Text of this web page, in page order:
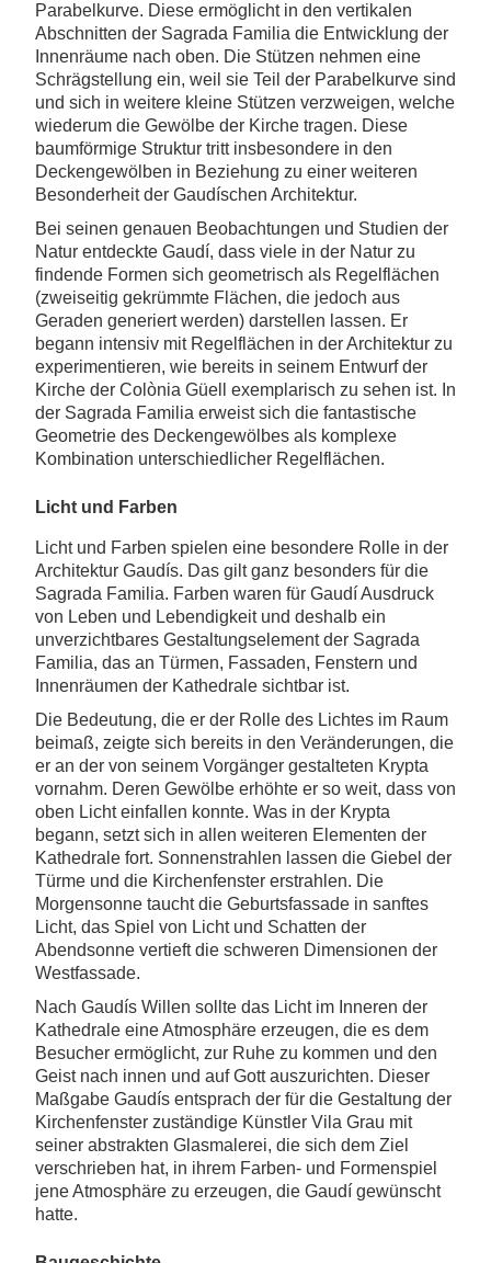
Parabelkurve. Diese ermöglicht in den vertikalen
Abschnitten der Sagrada Familia die Entwicklung der
Innenräume nach oben. Die Stützen nehmen eine
Schrägstellung ein, weil sie Teil der Parabelkurve sind
und sich in weitere kleine Stützen verzweigen, welche
wiederum die Gewölbe der Kirche tragen. Diese
baumförmige Struktur tritt insbesondere in den
Deckengewölben in Beziehung zu einer weiteren
Besonderheit der Gaudíschen Architektur.
Bei seinen genauen Beobachtungen und Studien der
Natur entdeckte Gaudí, dass viele in der Natur zu
findende Formen sich geometrisch als Regelflächen
(zweiseitig gekrümmte Flächen, die jedoch aus
Geraden generiert werden) darstellen lassen. Er
begann intensiv mit Regelflächen in der Architektur zu
experimentieren, wie bereits in seinem Entwurf der
Kirche der Colònia Güell exemplarisch zu sehen ist. In
der Sagrada Familia erweist sich die fantastische
Geometrie des Deckengewölbes als komplexe
Kombination unterschiedlicher Regelflächen.
Licht und Farben
Licht und Farben spielen eine besondere Rolle in der
Architektur Gaudís. Das gilt ganz besonders für die
Sagrada Familia. Farben waren für Gaudí Ausdruck
von Leben und Lebendigkeit und deshalb ein
unverzichtbares Gestaltungselement der Sagrada
Familia, das an Türmen, Fassaden, Fenstern und
Innenräumen der Kathedrale sichtbar ist.
Die Bedeutung, die er der Rolle des Lichtes im Raum
beimaß, zeigte sich bereits in den Veränderungen, die
er an der von seinem Vorgänger gestalteten Krypta
vornahm. Deren Gewölbe erhöhte er so weit, dass von
oben Licht einfallen konnte. Was in der Krypta
begann, setzt sich in allen weiteren Elementen der
Kathedrale fort. Sonnenstrahlen lassen die Giebel der
Türme und die Kirchenfenster erstrahlen. Die
Morgensonne taucht die Geburtsfassade in sanftes
Licht, das Spiel von Licht und Schatten der
Abendsonne vertieft die schweren Dimensionen der
Westfassade.
Nach Gaudís Willen sollte das Licht im Inneren der
Kathedrale eine Atmosphäre erzeugen, die es dem
Besucher ermöglicht, zur Ruhe zu kommen und den
Geist nach innen und auf Gott auszurichten. Dieser
Maßgabe Gaudís entsprach der für die Gestaltung der
Kirchenfenster zuständige Künstler Vila Grau mit
seiner abstrakten Glasmalerei, die sich dem Ziel
verschrieben hat, in ihrem Farben- und Formenspiel
jene Atmosphäre zu erzeugen, die Gaudí gewünscht
hatte.